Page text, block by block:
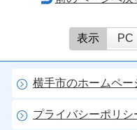
表示 PC
横手市のホームペー
プライバシーポリシ